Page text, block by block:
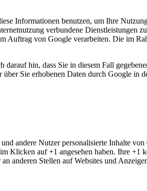
Informationen benutzen, um Ihre
verbundene Dienstleistungen
Auftrag von Google verarbeiten. Die im
hin, dass Sie in diesem Fall
Sie erhobenen Daten durch Google in
andere Nutzer personalisierte Inhalte von
Klicken auf +1 angesehen haben. Ihre +1
anderen Stellen auf Websites und